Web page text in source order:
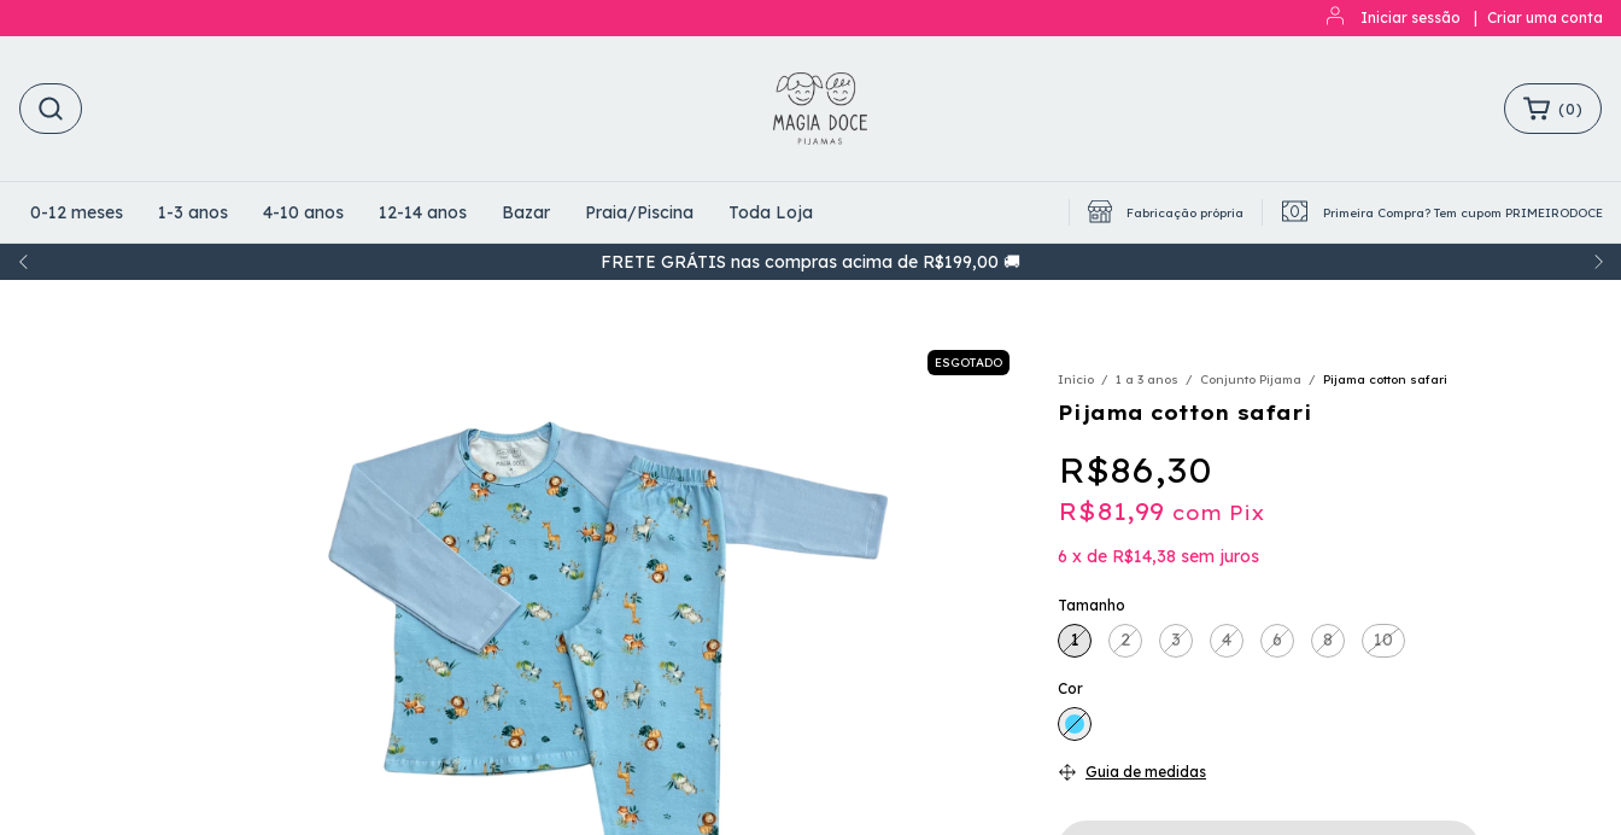
Iniciar sessão Criar uma conta
FRETE GRÁTIS nas compras acima de R$199,00 🚚
(0)
0-12 meses 1-3 anos 4-10 anos 12-14 anos Bazar Praia/Piscina Toda Loja Fabricação própria Primeira Compra? Tem cupom PRIMEIRODOCE
ESGOTADO
Início / 1 a 3 anos / Conjunto Pijama / Pijama cotton safari
Pijama cotton safari
R$86,30
R$81,99 com Pix
6 x de R$14,38 sem juros
Tamanho
1 2 3 4 6 8 10
Cor
Guia de medidas